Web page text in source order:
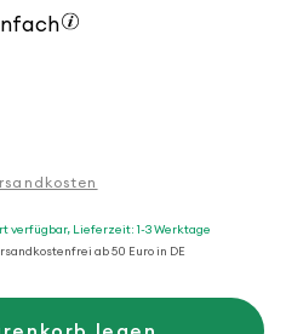
verfügbar, Lieferzeit: 1-3 Werktage
ab 50 Euro in DE